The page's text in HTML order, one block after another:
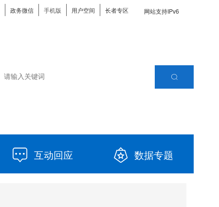
网站支持IPv6
政务微信 手机版 用户空间 长者专区
互动回应 数据专题